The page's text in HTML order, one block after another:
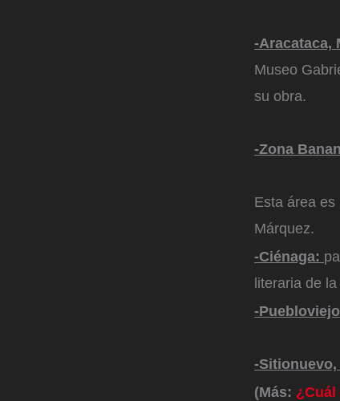
-Aracataca,
Museo
su obra.
-Zona
Esta área
Márquez.
-Ciénaga:
literaria de
-Puebloviejo
-Sitionuevo,
(Más: